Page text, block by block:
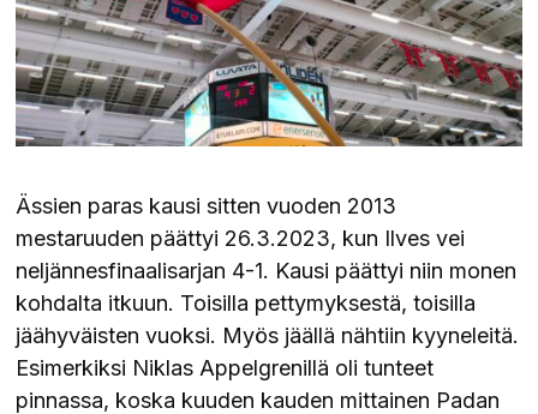
Ässien paras kausi sitten vuoden 2013
mestaruuden päättyi 26.3.2023, kun Ilves vei
neljännesfinaalisarjan 4-1. Kausi päättyi niin monen
kohdalta itkuun. Toisilla pettymyksestä, toisilla
jäähyväisten vuoksi. Myös jäällä nähtiin kyyneleitä.
Esimerkiksi Niklas Appelgrenillä oli tunteet
pinnassa, koska kuuden kauden mittainen Padan